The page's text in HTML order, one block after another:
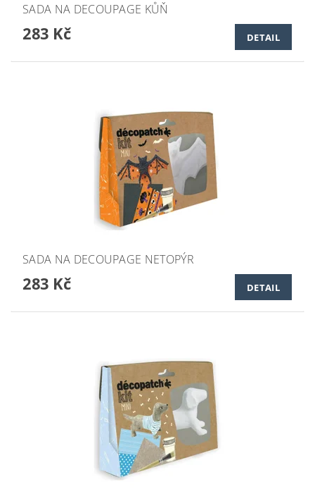
SADA NA DECOUPAGE KŮŇ
283 Kč DETAIL
SADA NA DECOUPAGE NETOPÝR
283 Kč DETAIL